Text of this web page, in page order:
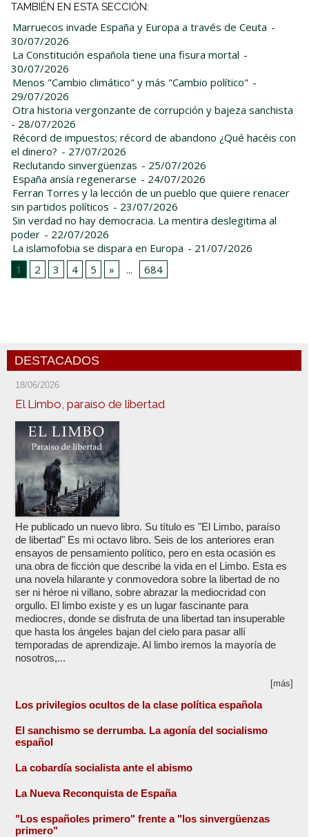
TAMBIÉN EN ESTA SECCIÓN:
Marruecos invade España y Europa a través de Ceuta -
30/07/2026
La Constitución española tiene una fisura mortal -
30/07/2026
Menos "Cambio climático" y más "Cambio político" -
29/07/2026
Otra historia vergonzante de corrupción y bajeza sanchista
- 28/07/2026
Récord de impuestos; récord de abandono ¿Qué hacéis con
el dinero? - 27/07/2026
Reclutando sinvergüenzas - 25/07/2026
España ansía regenerarse - 24/07/2026
Ferran Torres y la lección de un pueblo que quiere renacer
sin partidos políticos - 23/07/2026
Sin verdad no hay democracia. La mentira deslegitima al
poder - 22/07/2026
La islamofobia se dispara en Europa - 21/07/2026
1
2 3 4 5 » ... 684
DESTACADOS
18/06/2026
El Limbo, paraíso de libertad
He publicado un nuevo libro. Su título es "El Limbo, paraíso
de libertad" Es mi octavo libro. Seis de los anteriores eran
ensayos de pensamiento político, pero en esta ocasión es
una obra de ficción que describe la vida en el Limbo. Esta es
una novela hilarante y conmovedora sobre la libertad de no
ser ni héroe ni villano, sobre abrazar la mediocridad con
orgullo. El limbo existe y es un lugar fascinante para
mediocres, donde se disfruta de una libertad tan insuperable
que hasta los ángeles bajan del cielo para pasar allí
temporadas de aprendizaje. Al limbo iremos la mayoría de
nosotros,...
[más]
Los privilegios ocultos de la clase política española
El sanchismo se derrumba. La agonía del socialismo
español
La cobardía socialista ante el abismo
La Nueva Reconquista de España
"Los españoles primero" frente a "los sinvergüenzas
primero"